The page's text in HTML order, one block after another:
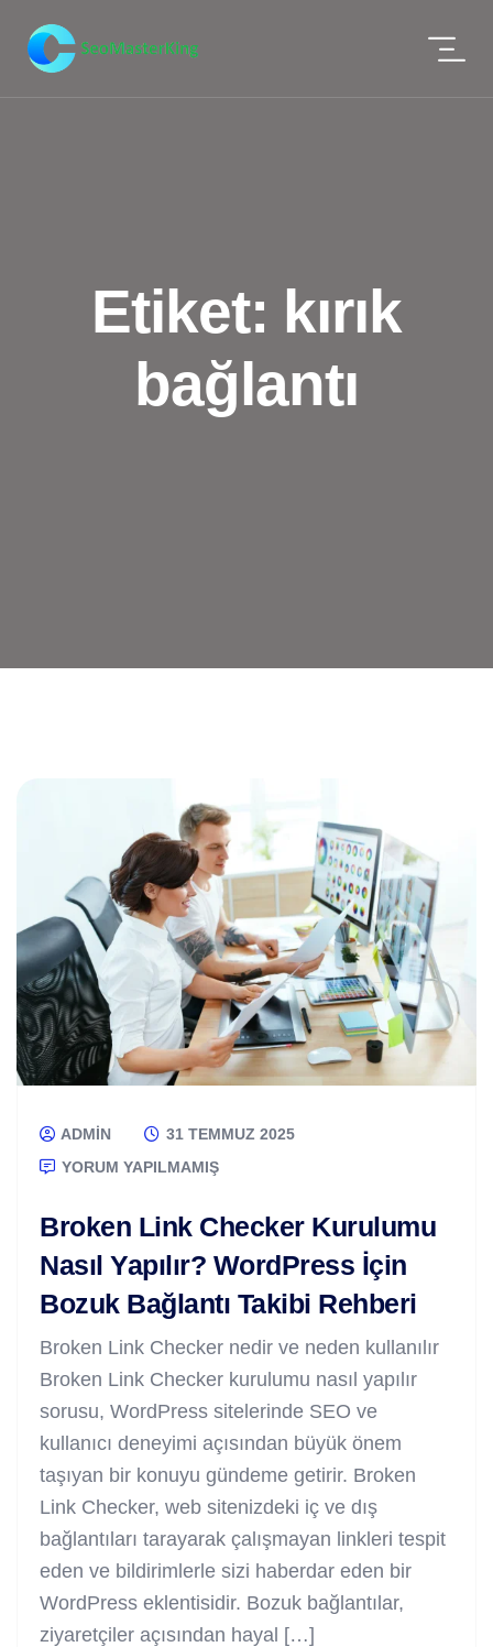
Etiket: kırık
bağlantı
ADMIN
31 TEMMUZ 2025
YORUM YAPILMAMIŞ
Broken Link Checker Kurulumu
Nasıl Yapılır? WordPress İçin
Bozuk Bağlantı Takibi Rehberi
Broken Link Checker nedir ve neden kullanılır
Broken Link Checker kurulumu nasıl yapılır
sorusu, WordPress sitelerinde SEO ve
kullanıcı deneyimi açısından büyük önem
taşıyan bir konuyu gündeme getirir. Broken
Link Checker, web sitenizdeki iç ve dış
bağlantıları tarayarak çalışmayan linkleri tespit
eden ve bildirimlerle sizi haberdar eden bir
WordPress eklentisidir. Bozuk bağlantılar,
ziyaretçiler açısından hayal […]